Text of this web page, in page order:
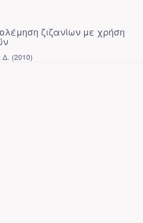
ζιζανίων με χρήση
Δ. (2010)